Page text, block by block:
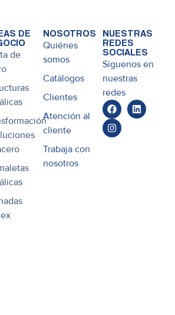
NOSOTROS
Quiénes
somos
Catálogos
Clientes
Atención al
cliente
Trabaja con
nosotros
DE
de
NUESTRAS
REDES
SOCIALES
Síguenos en
nuestras
redes